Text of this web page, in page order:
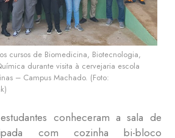
cursos de Biomedicina, Biotecnologia,
durante visita à cervejaria escola
– Campus Machado. (Foto:
conheceram a sala de
com cozinha bi-bloco